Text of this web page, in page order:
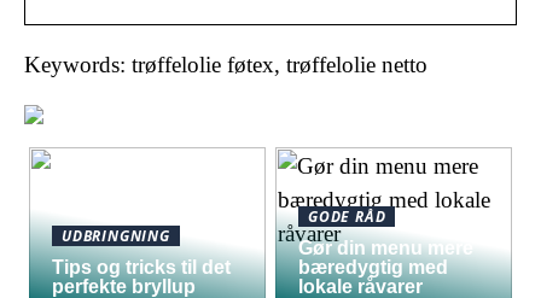
Keywords: trøffelolie føtex, trøffelolie netto
UDBRINGNING
Tips og tricks til det
perfekte bryllup
GODE RÅD
Gør din menu mere
bæredygtig med
lokale råvarer